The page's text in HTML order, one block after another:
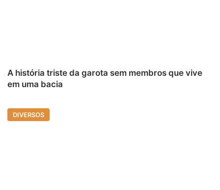
A história triste da garota sem membros que vive
em uma bacia
DIVERSOS